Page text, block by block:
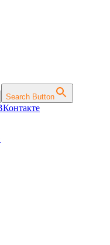
Search Button